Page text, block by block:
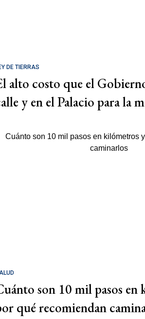
DE TIERRAS
alto costo que el
y en el Palacio para la
son 10 mil pasos en
qué recomiendan